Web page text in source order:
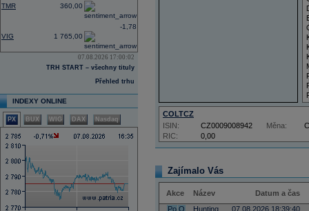
TMR 360,00
VIG 1 765,00
-1,78
07.08.2026 17:00:02
TRH START – všechny tituly
Přehled trhu
INDEXY ONLINE
PX BUX WIG DAX Nasdaq
COLTCZ
RIC: 0,00
ISIN: CZ0009008942 Měna:
Zajímalo Vás
Akce Název
Datum a čas
Po O Hunting 07.08.2026 18:39:40